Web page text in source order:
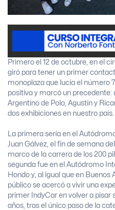
Primero el 12 de octubre, en el
giró para tener un primer
monoplaza que lucía el número
positiva y marcó un precedente:
Argentino de Polo, Agustín y
dos exhibiciones en nuestro país.
La primera sería en el
Juan Gálvez, el fin de semana
marco de la carrera de los 200
segunda fue en el Autódromo
Hondo y, al igual que en
público se acercó a vivir una
primer IndyCar en volver a pisar
años, tras el único paso de la